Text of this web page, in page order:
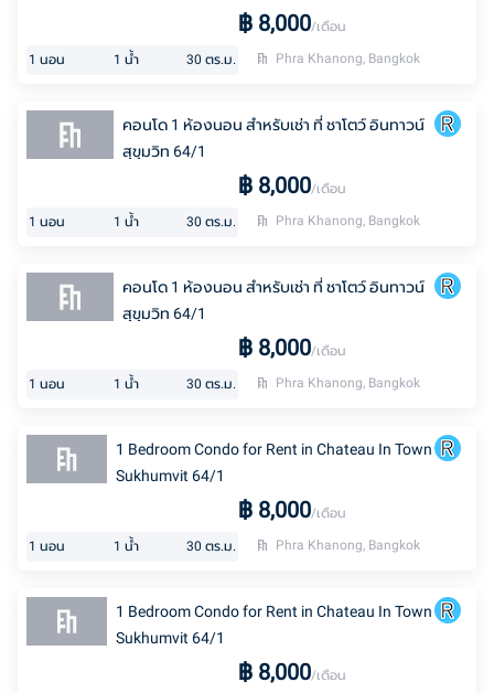
฿ 8,000/เดือน
1 นอน 1 น้ำ 30 ตร.ม. Phra Khanong, Bangkok
คอนโด 1 ห้องนอน สำหรับเช่า ที่ ชาโตว์ อินทาวน์
สุขุมวิท 64/1
฿ 8,000/เดือน
1 นอน 1 น้ำ 30 ตร.ม. Phra Khanong, Bangkok
คอนโด 1 ห้องนอน สำหรับเช่า ที่ ชาโตว์ อินทาวน์
สุขุมวิท 64/1
฿ 8,000/เดือน
1 นอน 1 น้ำ 30 ตร.ม. Phra Khanong, Bangkok
1 Bedroom Condo for Rent in Chateau In Town
Sukhumvit 64/1
฿ 8,000/เดือน
1 นอน 1 น้ำ 30 ตร.ม. Phra Khanong, Bangkok
1 Bedroom Condo for Rent in Chateau In Town
Sukhumvit 64/1
฿ 8,000/เดือน